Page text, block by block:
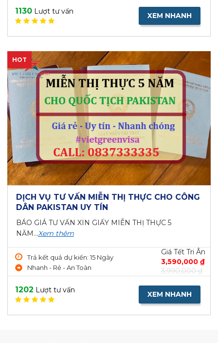
1130 Lượt tư vấn XEM NHANH
HOT
DỊCH VỤ TƯ VẤN MIỄN THỊ THỰC CHO CÔNG
DÂN PAKISTAN UY TÍN
BÁO GIÁ TƯ VẤN XIN GIẤY MIỄN THỊ THỰC 5
NĂM...Xem thêm
Trả kết quả dự kiến: 15 Ngày
Nhanh - Rẻ - An Toàn
Giá Tết Tri Ân
3,590,000 ₫
3,990,000 ₫
1202 Lượt tư vấn XEM NHANH